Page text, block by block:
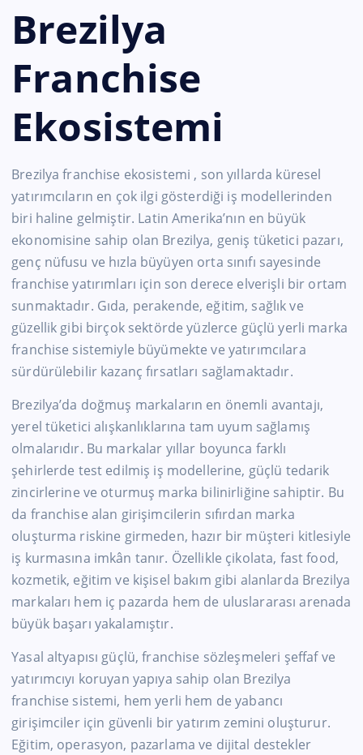
Brezilya
Franchise
Ekosistemi
Brezilya franchise ekosistemi , son yıllarda küresel
yatırımcıların en çok ilgi gösterdiği iş modellerinden
biri haline gelmiştir. Latin Amerika’nın en büyük
ekonomisine sahip olan Brezilya, geniş tüketici pazarı,
genç nüfusu ve hızla büyüyen orta sınıfı sayesinde
franchise yatırımları için son derece elverişli bir ortam
sunmaktadır. Gıda, perakende, eğitim, sağlık ve
güzellik gibi birçok sektörde yüzlerce güçlü yerli marka
franchise sistemiyle büyümekte ve yatırımcılara
sürdürülebilir kazanç fırsatları sağlamaktadır.
Brezilya’da doğmuş markaların en önemli avantajı,
yerel tüketici alışkanlıklarına tam uyum sağlamış
olmalarıdır. Bu markalar yıllar boyunca farklı
şehirlerde test edilmiş iş modellerine, güçlü tedarik
zincirlerine ve oturmuş marka bilinirliğine sahiptir. Bu
da franchise alan girişimcilerin sıfırdan marka
oluşturma riskine girmeden, hazır bir müşteri kitlesiyle
iş kurmasına imkân tanır. Özellikle çikolata, fast food,
kozmetik, eğitim ve kişisel bakım gibi alanlarda Brezilya
markaları hem iç pazarda hem de uluslararası arenada
büyük başarı yakalamıştır.
Yasal altyapısı güçlü, franchise sözleşmeleri şeffaf ve
yatırımcıyı koruyan yapıya sahip olan Brezilya
franchise sistemi, hem yerli hem de yabancı
girişimciler için güvenli bir yatırım zemini oluşturur.
Eğitim, operasyon, pazarlama ve dijital destekler